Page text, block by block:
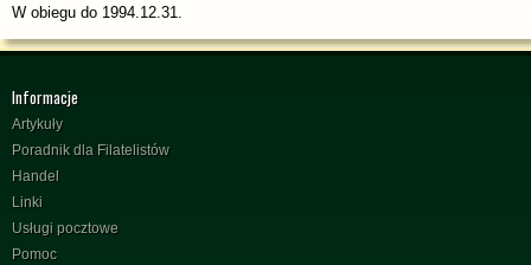
W obiegu do 1994.12.31.
Informacje
Artykuły
Poradnik dla Filatelistów
Handel
Linki
Usługi pocztowe
Pomoc